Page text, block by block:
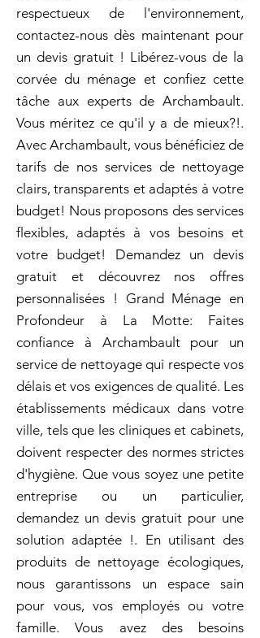
respectueux de l'environnement,
contactez-nous dès maintenant pour
un devis gratuit ! Libérez-vous de la
corvée du ménage et confiez cette
tâche aux experts de Archambault.
Vous méritez ce qu'il y a de mieux?!.
Avec Archambault, vous bénéficiez de
tarifs de nos services de nettoyage
clairs, transparents et adaptés à votre
budget! Nous proposons des services
flexibles, adaptés à vos besoins et
votre budget! Demandez un devis
gratuit et découvrez nos offres
personnalisées ! Grand Ménage en
Profondeur à La Motte: Faites
confiance à Archambault pour un
service de nettoyage qui respecte vos
délais et vos exigences de qualité. Les
établissements médicaux dans votre
ville, tels que les cliniques et cabinets,
doivent respecter des normes strictes
d'hygiène. Que vous soyez une petite
entreprise ou un particulier,
demandez un devis gratuit pour une
solution adaptée !. En utilisant des
produits de nettoyage écologiques,
nous garantissons un espace sain
pour vous, vos employés ou votre
famille. Vous avez des besoins